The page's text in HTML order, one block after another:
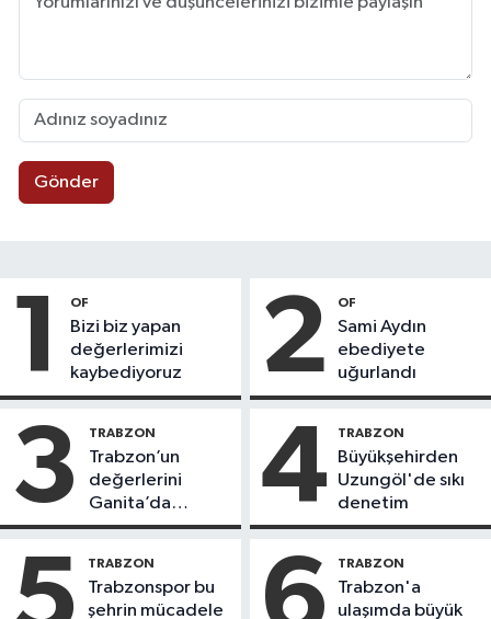
Gönder
1 OF
Bizi biz yapan
değerlerimizi
kaybediyoruz
2 OF
Sami Aydın
ebediyete
uğurlandı
3 TRABZON
Trabzon’un
değerlerini
Ganita’da
yaşatıyoruz
4 TRABZON
Büyükşehirden
Uzungöl'de sıkı
denetim
TRABZON
Trabzonspor bu
şehrin mücadele
TRABZON
Trabzon'a
ulaşımda büyük